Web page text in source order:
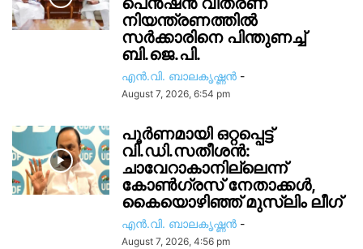
നിയന്ത്രണത്തിൽ
സ‍ർക്കാരിനെ പിന്തുണച്ച്
ബി.ജെ.പി.
എൻ.വി. ബാലകൃഷ്ണൻ -
August 7, 2026, 6:54 pm
പൂർണമായി ഒറ്റപ്പെട്ട്
വി.ഡി.സതീശൻ:
ചാവേറാകാനില്ലെന്ന്
കോൺഗ്രസ് നേതാക്കൾ,
കൈയൊഴിഞ്ഞ് മുസ്ലിം ലീഗ്
എൻ.വി. ബാലകൃഷ്ണൻ -
August 7, 2026, 4:56 pm